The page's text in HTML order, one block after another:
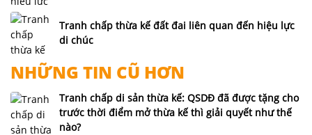
Tranh chấp thừa kế đất đai liên quan đến hiệu lực
di chúc
NHỮNG TIN CŨ HƠN
Tranh chấp di sản thừa kế: QSDĐ đã được tặng cho
trước thời điểm mở thừa kế thì giải quyết như thế
nào?